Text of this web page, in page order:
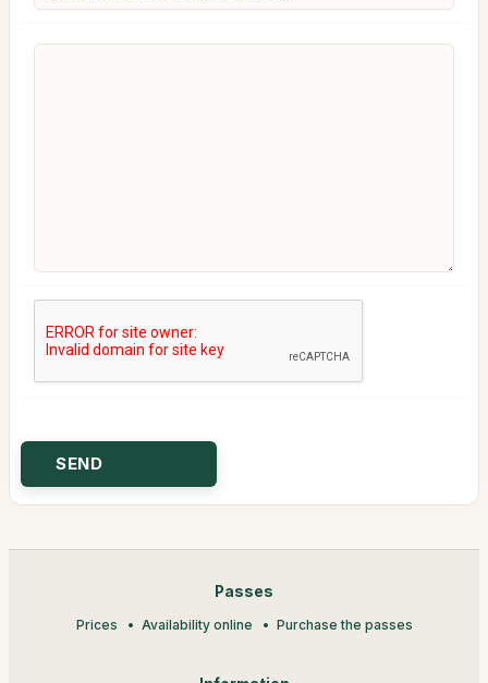
Passes
Prices Availability online Purchase the passes